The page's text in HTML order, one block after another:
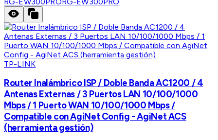
TP-LINK
Router Inalámbrico ISP / Doble Banda AC1200 / 4
Antenas Externas / 3 Puertos LAN 10/100/1000
Mbps / 1 Puerto WAN 10/100/1000 Mbps /
Compatible con AgiNet Config - AgiNet ACS
(herramienta gestión)